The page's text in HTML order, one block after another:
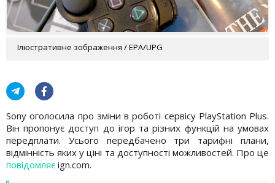
Ілюстративне зображення / EPA/UPG
Sony оголосила про зміни в роботі сервісу PlayStation Plus.
Він пропонує доступ до ігор та різних функцій на умовах
передплати. Усього передбачено три тарифні плани,
відмінність яких у ціні та доступності можливостей. Про це
повідомляє ign.com.